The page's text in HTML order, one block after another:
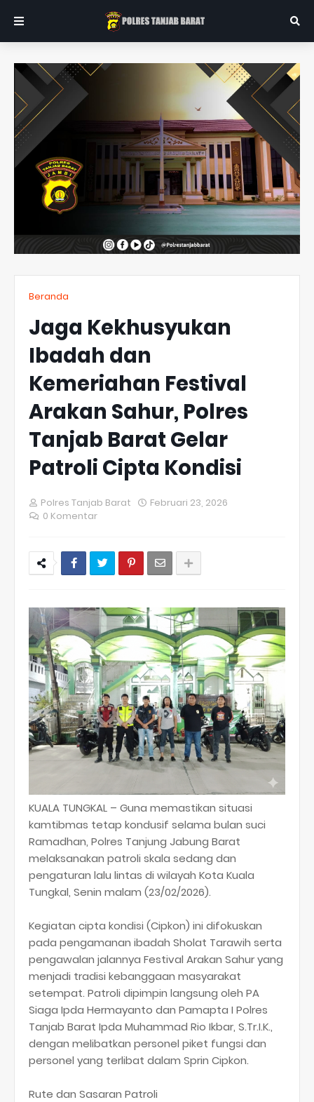
Beranda
Jaga Kekhusyukan
Ibadah dan
Kemeriahan Festival
Arakan Sahur, Polres
Tanjab Barat Gelar
Patroli Cipta Kondisi
Polres Tanjab Barat
Februari 23, 2026
0 Komentar
KUALA TUNGKAL – Guna memastikan situasi
kamtibmas tetap kondusif selama bulan suci
Ramadhan, Polres Tanjung Jabung Barat
melaksanakan patroli skala sedang dan
pengaturan lalu lintas di wilayah Kota Kuala
Tungkal, Senin malam (23/02/2026).
​Kegiatan cipta kondisi (Cipkon) ini difokuskan
pada pengamanan ibadah Sholat Tarawih serta
pengawalan jalannya Festival Arakan Sahur yang
menjadi tradisi kebanggaan masyarakat
setempat. Patroli dipimpin langsung oleh PA
Siaga Ipda Hermayanto dan Pamapta I Polres
Tanjab Barat Ipda Muhammad Rio Ikbar, S.Tr.I.K.,
dengan melibatkan personel piket fungsi dan
personel yang terlibat dalam Sprin Cipkon.
​Rute dan Sasaran Patroli